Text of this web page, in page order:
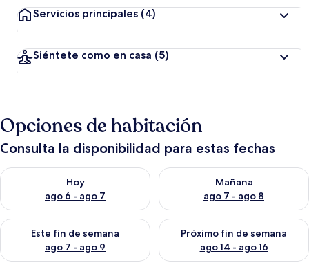
t
e
v
i
a
o
Servicios principales (4)
Siéntete como en casa (5)
Opciones de habitación
Consulta la disponibilidad para estas fechas
Hoy
ago 6 - ago 7
Consulta la disponibilidad para hoy ago 6 - ago 7
Mañana
ago 7 - ago 8
Consulta la disponibilidad
Este fin de semana
ago 7 - ago 9
Consulta la disponibilidad para este fin de semana ago 7 -
Próximo fin de semana
ago 14 - ago 16
Consulta la disponibilidad